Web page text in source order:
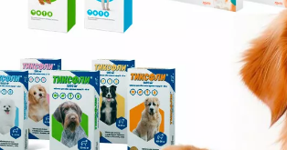
услуг в условиях стационара, а так
«Зооаптека в каждый дом» (